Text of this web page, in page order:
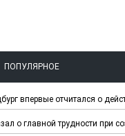
ПОПУЛЯРНОЕ
впервые отчитался о
о главной трудности при